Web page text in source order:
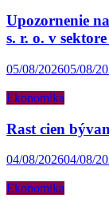
Upozornenie
s. r. o. v
05/08/202605/08/
Ekonomika
Rast cien
04/08/202604/08/
Ekonomika